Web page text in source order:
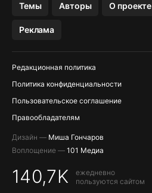
Темы Авторы О проекте
Реклама
Редакционная политика
Политика конфиденциальности
Пользовательское соглашение
Правообладателям
Дизайн — Миша Гончаров
Воплощение — 101 Медиа
140,7K
ежедневно
пользуются сайтом